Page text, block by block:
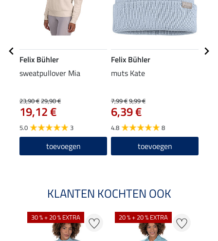
Felix Bühler
sweatpullover Mia
23,90 €29,90 €
19,12 €
5.0 3
toevoegen
Felix Bühler
muts Kate
7,99 €9,99 €
6,39 €
4.8 8
toevoegen
KLANTEN KOCHTEN OOK
30 % + 20 % EXTRA 20 % + 20 % EXTRA